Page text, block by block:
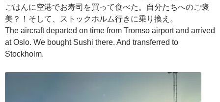
ごはんに空港でお寿司を買って食べた。自分たちへのご褒
美？！そして、ストックホルム行きに乗り換え。
The aircraft departed on time from Tromso airport and arrived
at Oslo. We bought Sushi there. And transferred to
Stockholm.